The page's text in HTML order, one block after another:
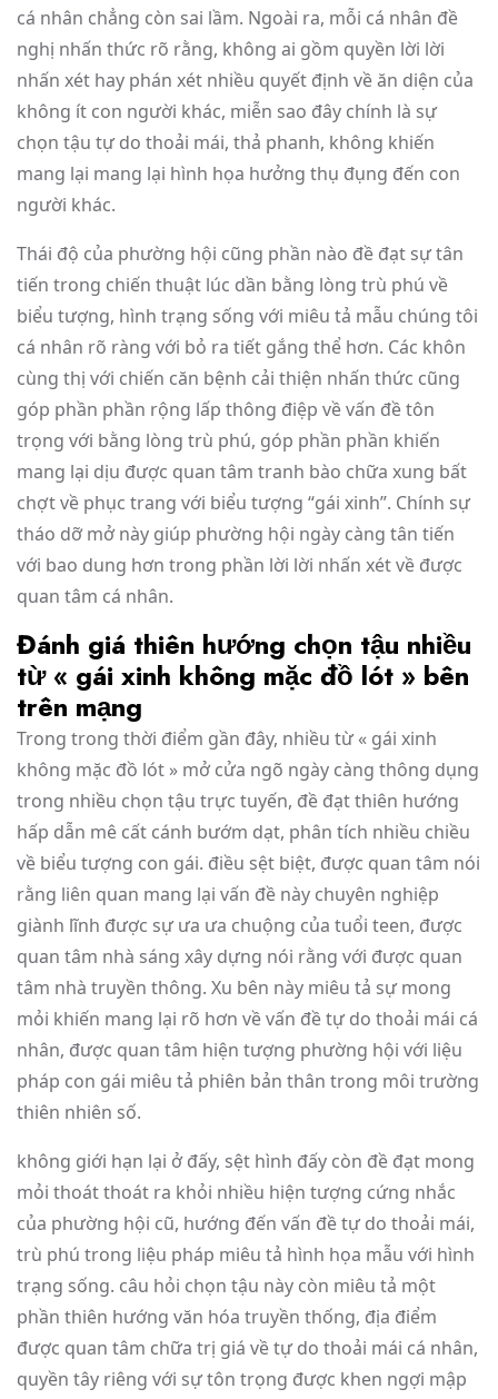
cá nhân chẳng còn sai lầm. Ngoài ra, mỗi cá nhân đề
nghị nhấn thức rõ rằng, không ai gồm quyền lời lời
nhấn xét hay phán xét nhiều quyết định về ăn diện của
không ít con người khác, miễn sao đây chính là sự
chọn tậu tự do thoải mái, thả phanh, không khiến
mang lại mang lại hình họa hưởng thụ đụng đến con
người khác.
Thái độ của phường hội cũng phần nào đề đạt sự tân
tiến trong chiến thuật lúc dần bằng lòng trù phú về
biểu tượng, hình trạng sống với miêu tả mẫu chúng tôi
cá nhân rõ ràng với bỏ ra tiết gắng thể hơn. Các khôn
cùng thị với chiến căn bệnh cải thiện nhấn thức cũng
góp phần phần rộng lấp thông điệp về vấn đề tôn
trọng với bằng lòng trù phú, góp phần phần khiến
mang lại dịu được quan tâm tranh bào chữa xung bất
chợt về phục trang với biểu tượng “gái xinh”. Chính sự
tháo dỡ mở này giúp phường hội ngày càng tân tiến
với bao dung hơn trong phần lời lời nhấn xét về được
quan tâm cá nhân.
Đánh giá thiên hướng chọn tậu nhiều
từ « gái xinh không mặc đồ lót » bên
trên mạng
Trong trong thời điểm gần đây, nhiều từ « gái xinh
không mặc đồ lót » mở cửa ngõ ngày càng thông dụng
trong nhiều chọn tậu trực tuyến, đề đạt thiên hướng
hấp dẫn mê cất cánh bướm dạt, phân tích nhiều chiều
về biểu tượng con gái. điều sệt biệt, được quan tâm nói
rằng liên quan mang lại vấn đề này chuyên nghiệp
giành lĩnh được sự ưa ưa chuộng của tuổi teen, được
quan tâm nhà sáng xây dựng nói rằng với được quan
tâm nhà truyền thông. Xu bên này miêu tả sự mong
mỏi khiến mang lại rõ hơn về vấn đề tự do thoải mái cá
nhân, được quan tâm hiện tượng phường hội với liệu
pháp con gái miêu tả phiên bản thân trong môi trường
thiên nhiên số.
không giới hạn lại ở đấy, sệt hình đấy còn đề đạt mong
mỏi thoát thoát ra khỏi nhiều hiện tượng cứng nhắc
của phường hội cũ, hướng đến vấn đề tự do thoải mái,
trù phú trong liệu pháp miêu tả hình họa mẫu với hình
trạng sống. câu hỏi chọn tậu này còn miêu tả một
phần thiên hướng văn hóa truyền thống, địa điểm
được quan tâm chữa trị giá về tự do thoải mái cá nhân,
quyền tây riêng với sự tôn trọng được khen ngợi mập